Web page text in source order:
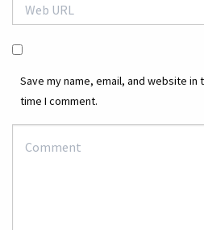
Save my name, email, and website
time I comment.